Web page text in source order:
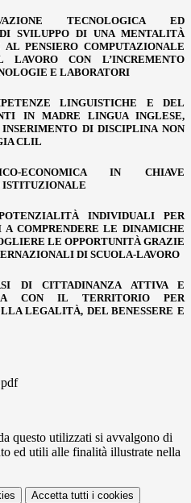
TECNOLOGICA ED
SVILUPPO DI UNA MENTALITÀ
PENSIERO COMPUTAZIONALE
CON L’INCREMENTO
E LABORATORI
LINGUISTICHE E DEL
IN MADRE LINGUA INGLESE,
DI DISCIPLINA NON
CLIL
ECONOMICA IN CHIAVE
ISTITUZIONALE
INDIVIDUALI PER
A COMPRENDERE LE DINAMICHE
LE OPPORTUNITÀ GRAZIE
DI SCUOLA-LAVORO
DI CITTADINANZA ATTIVA E
CON IL TERRITORIO PER
LEGALITÀ, DEL BENESSERE E
questo utilizzati si avvalgono di
ed utili alle finalità illustrate nella
Accetta tutti i cookies